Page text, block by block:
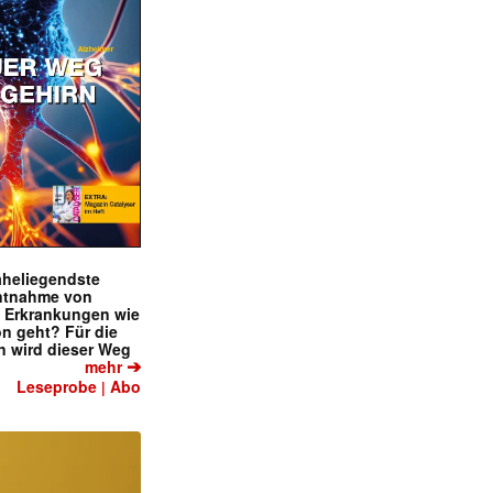
von
wie
geht? Für die
wird dieser Weg
mehr➔
Leseprobe |Abo